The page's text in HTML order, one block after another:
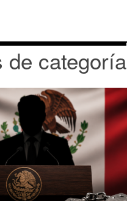
de categoría